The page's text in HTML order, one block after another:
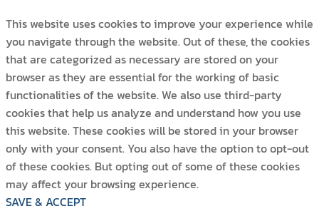
This website uses cookies to improve your experience while
you navigate through the website. Out of these, the cookies
that are categorized as necessary are stored on your
browser as they are essential for the working of basic
functionalities of the website. We also use third-party
cookies that help us analyze and understand how you use
this website. These cookies will be stored in your browser
only with your consent. You also have the option to opt-out
of these cookies. But opting out of some of these cookies
may affect your browsing experience.
SAVE & ACCEPT